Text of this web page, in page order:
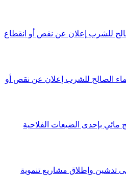
للشرب إعلان عن نقص أو انقطاع
الصالح للشرب إعلان عن نقص أو
بإحدى الضيعات الفلاحية
وإطلاق مشاريع تنموية